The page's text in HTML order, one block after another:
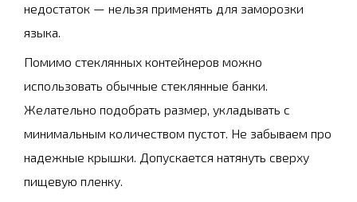
недостаток — нельзя применять для заморозки
языка.
Помимо стеклянных контейнеров можно
использовать обычные стеклянные банки.
Желательно подобрать размер, укладывать с
минимальным количеством пустот. Не забываем про
надежные крышки. Допускается натянуть сверху
пищевую пленку.